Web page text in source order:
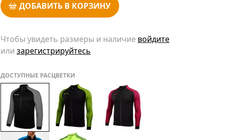
ДОБАВИТЬ В КОРЗИНУ
Чтобы увидеть размеры и наличие войдите
или зарегистрируйтесь
ДОСТУПНЫЕ РАСЦВЕТКИ